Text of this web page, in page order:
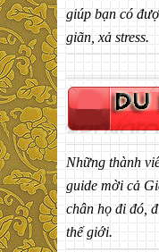
giúp bạn có
giãn, xả stress.
Những thành
guide mời cả
chân họ đi đó,
thế giới.